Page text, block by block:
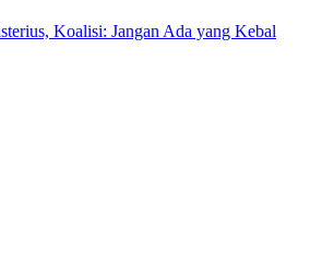
Koalisi: Jangan Ada yang Kebal